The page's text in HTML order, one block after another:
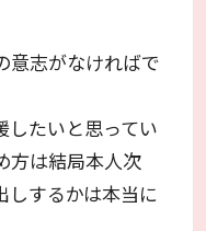
意志がなければで
したいと思ってい
方は結局本人次
しするかは本当に